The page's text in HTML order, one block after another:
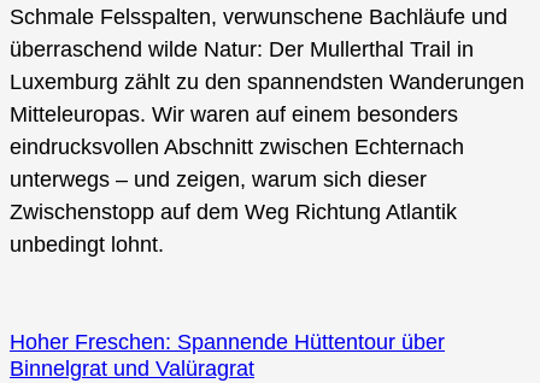
Schmale Felsspalten, verwunschene Bachläufe und
überraschend wilde Natur: Der Mullerthal Trail in
Luxemburg zählt zu den spannendsten Wanderungen
Mitteleuropas. Wir waren auf einem besonders
eindrucksvollen Abschnitt zwischen Echternach
unterwegs – und zeigen, warum sich dieser
Zwischenstopp auf dem Weg Richtung Atlantik
unbedingt lohnt.
Hoher Freschen: Spannende Hüttentour über
Binnelgrat und Valüragrat